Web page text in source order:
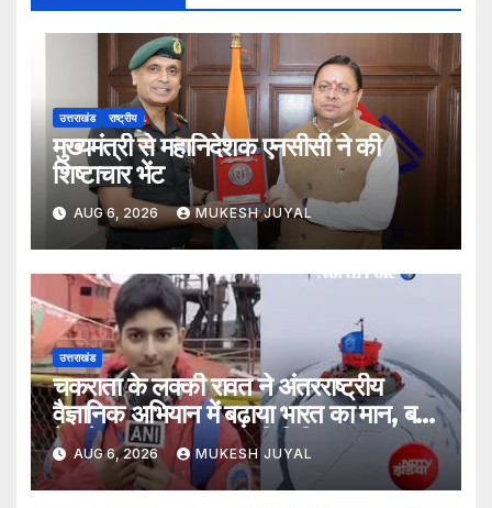
उत्तराखंड राष्ट्रीय
मुख्यमंत्री से महानिदेशक एनसीसी ने की
शिष्टाचार भेंट
AUG 6, 2026 MUKESH JUYAL
उत्तराखंड
चकराता के लक्की रावत ने अंतरराष्ट्रीय
वैज्ञानिक अभियान में बढ़ाया भारत का मान, बने
देश के एकमात्र छात्र प्रतिनिधि
AUG 6, 2026 MUKESH JUYAL